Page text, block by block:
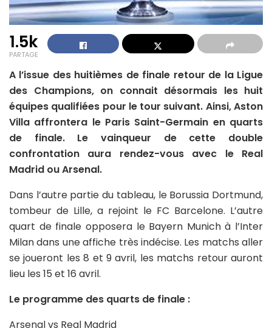
1.5k
PARTAGE
A l’issue des huitièmes de finale retour de la Ligue
des Champions, on connait désormais les huit
équipes qualifiées pour le tour suivant. Ainsi, Aston
Villa affrontera le Paris Saint-Germain en quarts
de finale. Le vainqueur de cette double
confrontation aura rendez-vous avec le Real
Madrid ou Arsenal.
Dans l’autre partie du tableau, le Borussia Dortmund,
tombeur de Lille, a rejoint le FC Barcelone. L’autre
quart de finale opposera le Bayern Munich à l’Inter
Milan dans une affiche très indécise. Les matchs aller
se joueront les 8 et 9 avril, les matchs retour auront
lieu les 15 et 16 avril.
Le programme des quarts de finale :
Arsenal vs Real Madrid